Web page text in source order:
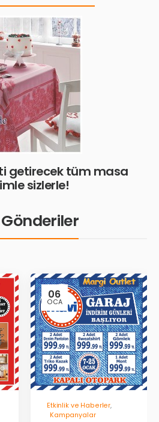
getirecek tüm masa
sizlerle!
06
OCA
Etkinlik ve Haberler,
Kampanyalar